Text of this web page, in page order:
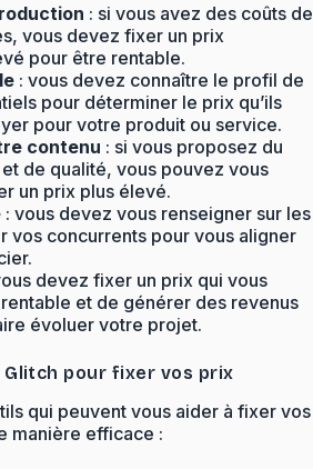
: si vous avez des coûts de
vous devez fixer un prix
pour être rentable.
: vous devez connaître le profil de
pour déterminer le prix qu’ils
pour votre produit ou service.
contenu : si vous proposez du
de qualité, vous pouvez vous
un prix plus élevé.
: vous devez vous renseigner sur les
vos concurrents pour vous aligner
devez fixer un prix qui vous
et de générer des revenus
évoluer votre projet.
pour fixer vos prix
qui peuvent vous aider à fixer vos
manière efficace :